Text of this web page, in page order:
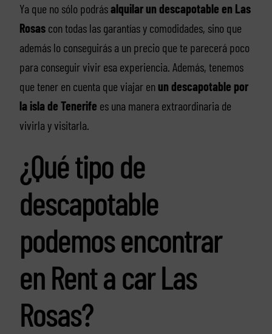
Ya que no sólo podrásalquilar un descapotable en Las
Rosascon todas las garantías y comodidades, sino que
además lo conseguirás a un precio que te parecerá poco
para conseguir vivir esa experiencia. Además, tenemos
que tener en cuenta que viajar enun descapotable por
la isla de Tenerife es una manera extraordinaria de
vivirla y visitarla.
¿Qué tipo de
descapotable
podemos encontrar
en Rent a car Las
Rosas?